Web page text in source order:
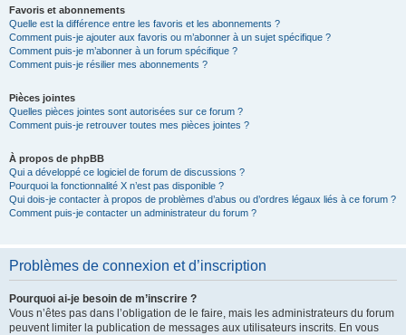
Favoris et abonnements
Quelle est la différence entre les favoris et les abonnements ?
Comment puis-je ajouter aux favoris ou m’abonner à un sujet spécifique ?
Comment puis-je m’abonner à un forum spécifique ?
Comment puis-je résilier mes abonnements ?
Pièces jointes
Quelles pièces jointes sont autorisées sur ce forum ?
Comment puis-je retrouver toutes mes pièces jointes ?
À propos de phpBB
Qui a développé ce logiciel de forum de discussions ?
Pourquoi la fonctionnalité X n’est pas disponible ?
Qui dois-je contacter à propos de problèmes d’abus ou d’ordres légaux liés à ce forum ?
Comment puis-je contacter un administrateur du forum ?
Problèmes de connexion et d’inscription
Pourquoi ai-je besoin de m’inscrire ?
Vous n’êtes pas dans l’obligation de le faire, mais les administrateurs du forum
peuvent limiter la publication de messages aux utilisateurs inscrits. En vous